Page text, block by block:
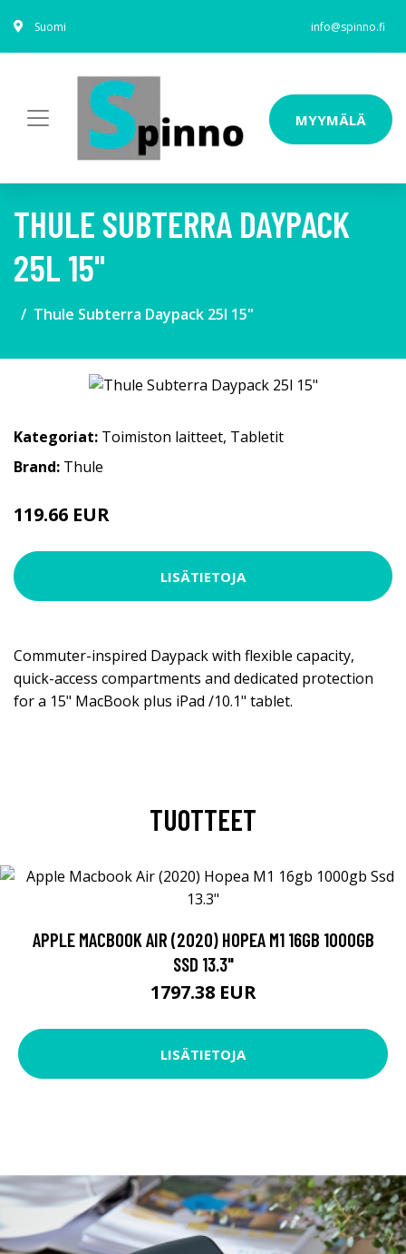
Suomi info@spinno.fi
MYYMÄLÄ
THULE SUBTERRA DAYPACK
25L 15"
Thule Subterra Daypack 25l 15"
Kategoriat: Toimiston laitteet, Tabletit
Brand: Thule
119.66 EUR
LISÄTIETOJA
Commuter-inspired Daypack with flexible capacity,
quick-access compartments and dedicated protection
for a 15" MacBook plus iPad /10.1" tablet.
TUOTTEET
APPLE MACBOOK AIR (2020) HOPEA M1 16GB 1000GB
SSD 13.3"
1797.38 EUR
LISÄTIETOJA